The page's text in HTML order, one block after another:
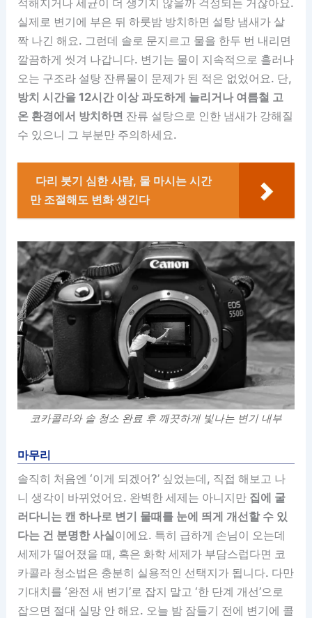
실제로 변기에 부은 뒤 하룻밤 방치하면 설탕 냄새가 살
짝 나긴 해요. 그런데 솔로 문지르고 물을 한두 번 내리면
깔끔하게 씻겨 나갑니다. 변기는 물이 지속적으로 흘러나
오는 구조라 설탕 잔류물이 문제가 된 적은 없었어요. 단,
방치 시간을 12시간 이상 과도하게 늘리거나 여름철 고
온 환경에서 방치하면 잔류 설탕으로 인한 냄새가 강해질
수 있으니 그 부분만 주의하세요.
다리 붓기 심한 사람, 물 마시는 시간
만 조절해도 변화 생긴다
코카콜라와 솔 청소 완료 후 깨끗하게 빛나는 변기 내부
마무리
솔직히 처음엔 ‘이게 되겠어?’ 싶었는데, 직접 해보고 나
니 생각이 바뀌었어요. 완벽한 세제는 아니지만 집에 굴
러다니는 캔 하나로 변기 물때를 눈에 띄게 개선할 수 있
다는 건 분명한 사실이에요. 특히 급하게 손님이 오는데
세제가 떨어졌을 때, 혹은 화학 세제가 부담스럽다면 코
카콜라 청소법은 충분히 실용적인 선택지가 됩니다. 다만
기대치를 ‘완전 새 변기’로 잡지 말고 ‘한 단계 개선’으로
잡으면 절대 실망 안 해요. 오늘 밤 잠들기 전에 변기에 콜